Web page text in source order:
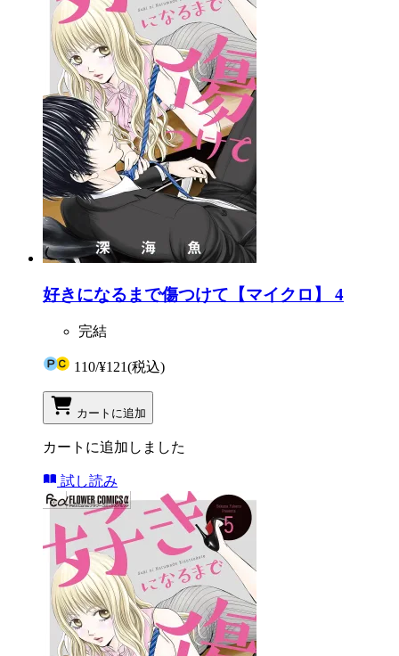
好きになるまで傷つけて【マイクロ】 4
完結
110/¥121(税込)
カートに追加
カートに追加しました
試し読み